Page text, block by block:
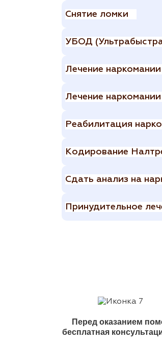
Снятие ломки
УБОД
Лечение
Лечение
Реабилитация
Кодирование
Сдать анализ на
Принудительное
Перед оказанием
бесплатная